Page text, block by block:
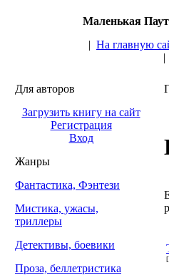
Маленькая
| На главную
|
Для авторов
Загрузить книгу на сайт
Регистрация
Вход
Жанры
Фантастика, Фэнтези
Мистика, ужасы,
триллеры
Детективы, боевики
Проза, беллетристика